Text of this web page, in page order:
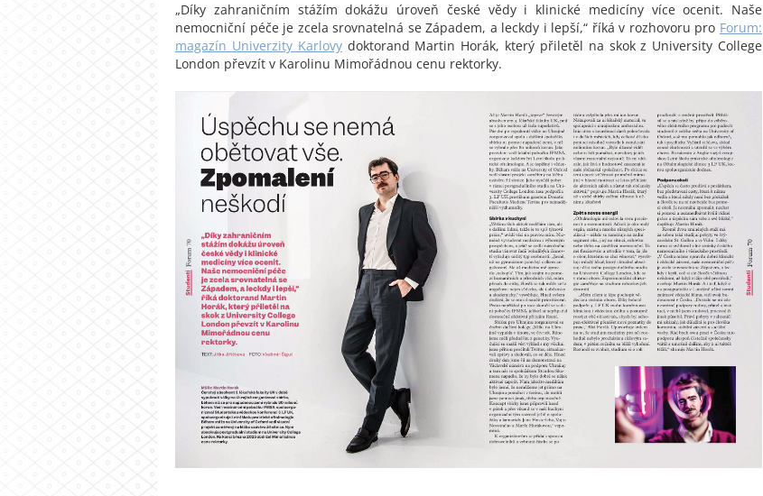
„Díky zahraničním stážím dokážu úroveň české vědy i klinické medicíny více ocenit. Naše
nemocniční péče je zcela srovnatelná se Západem, a leckdy i lepší,“ říká v rozhovoru pro Forum:
magazín Univerzity Karlovydoktorand Martin Horák, který přiletěl na skok z University College
London převzít v Karolinu Mimořádnou cenu rektorky.